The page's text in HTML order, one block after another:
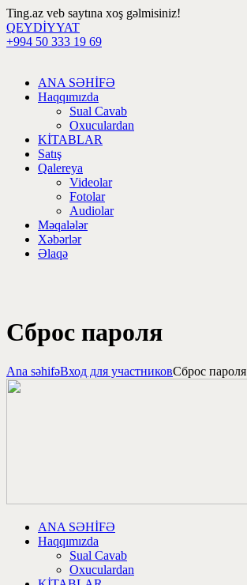
Ting.az veb saytına xoş gəlmisiniz!
QEYDİYYAT
+994 50 333 19 69
ANA SƏHİFƏ
Haqqımızda
Sual Cavab
Oxuculardan
KİTABLAR
Satış
Qalereya
Videolar
Fotolar
Audiolar
Məqalələr
Xəbərlər
Əlaqə
Сброс пароля
Ana səhifəВход для участниковСброс пароля
ANA SƏHİFƏ
Haqqımızda
Sual Cavab
Oxuculardan